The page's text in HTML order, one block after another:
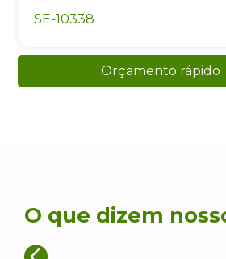
SE-10338
Orçamento rápido
O que dizem